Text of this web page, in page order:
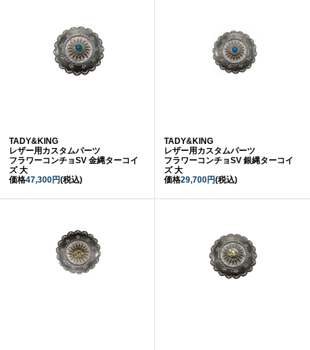
TADY&KING
レザー用カスタムパーツ
フラワーコンチョSV 金縄ターコイ
ズ 大
価格47,300円(税込)
TADY&KING
レザー用カスタムパーツ
フラワーコンチョSV 銀縄ターコイ
ズ 大
価格29,700円(税込)